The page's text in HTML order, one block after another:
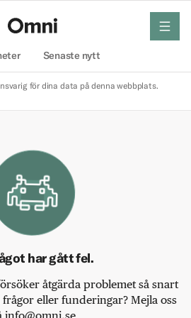
Senaste nytt
meny
för dina data på denna webbplats.
har gått fel.
åtgärda problemet så snart
eller funderingar? Mejla oss